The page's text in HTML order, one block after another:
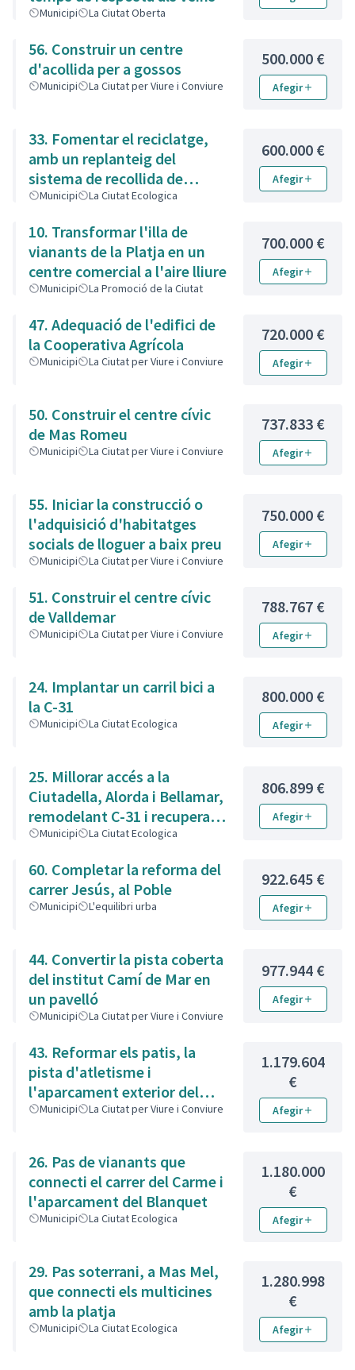
Municipi La Ciutat Oberta
56. Construir un centre
d'acollida per a gossos
Municipi La Ciutat per Viure i Conviure
500.000 €
Afegir
33. Fomentar el reciclatge,
amb un replanteig del
sistema de recollida de
residus
Municipi La Ciutat Ecologica
600.000 €
Afegir
10. Transformar l'illa de
vianants de la Platja en un
centre comercial a l'aire lliure
Municipi La Promoció de la Ciutat
700.000 €
Afegir
47. Adequació de l'edifici de
la Cooperativa Agrícola
Municipi La Ciutat per Viure i Conviure
720.000 €
Afegir
50. Construir el centre cívic
de Mas Romeu
Municipi La Ciutat per Viure i Conviure
737.833 €
Afegir
55. Iniciar la construcció o
l'adquisició d'habitatges
socials de lloguer a baix preu
Municipi La Ciutat per Viure i Conviure
750.000 €
Afegir
51. Construir el centre cívic
de Valldemar
Municipi La Ciutat per Viure i Conviure
788.767 €
Afegir
24. Implantar un carril bici a
la C-31
Municipi La Ciutat Ecologica
800.000 €
Afegir
25. Millorar accés a la
Ciutadella, Alorda i Bellamar,
remodelant C-31 i recuperant
la Bobila
Municipi La Ciutat Ecologica
806.899 €
Afegir
60. Completar la reforma del
carrer Jesús, al Poble
Municipi L'equilibri urba
922.645 €
Afegir
44. Convertir la pista coberta
del institut Camí de Mar en
un pavelló
Municipi La Ciutat per Viure i Conviure
977.944 €
Afegir
43. Reformar els patis, la
pista d'atletisme i
l'aparcament exterior del
institut Camí de Mar
Municipi La Ciutat per Viure i Conviure
1.179.604
€
Afegir
26. Pas de vianants que
connecti el carrer del Carme i
l'aparcament del Blanquet
Municipi La Ciutat Ecologica
1.180.000
€
Afegir
29. Pas soterrani, a Mas Mel,
que connecti els multicines
amb la platja
Municipi La Ciutat Ecologica
1.280.998
€
Afegir